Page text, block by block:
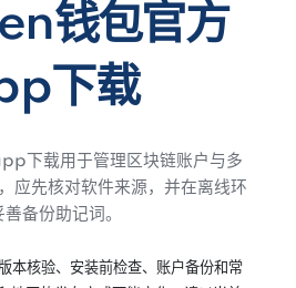
钱包官方
下载
下载用于管理区块链账户与多
应先核对软件来源，并在离线环
善备份助记词。
本核验、安装前检查、账户备份和常